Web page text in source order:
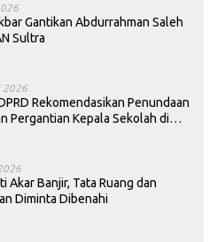
Gantikan Abdurrahman Saleh
Sultra
2026
Rekomendasikan Penundaan
Pergantian Kepala Sekolah di
Akar Banjir, Tata Ruang dan
Diminta Dibenahi